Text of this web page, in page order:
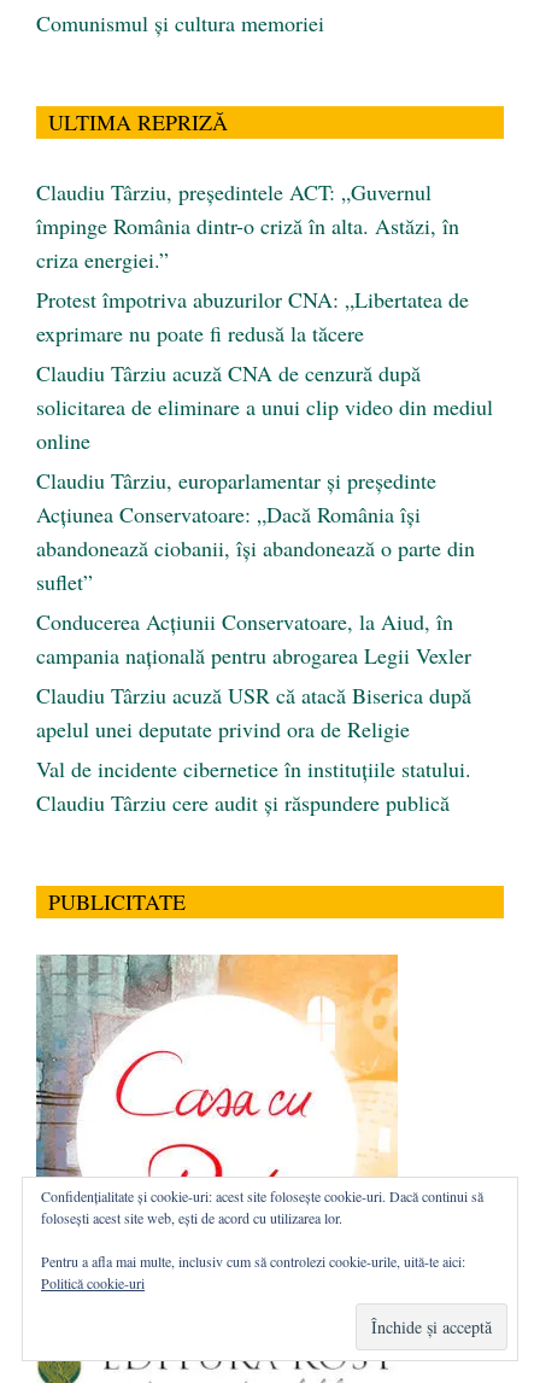
Comunismul şi cultura memoriei
ULTIMA REPRIZĂ
Claudiu Târziu, președintele ACT: „Guvernul
împinge România dintr-o criză în alta. Astăzi, în
criza energiei.”
Protest împotriva abuzurilor CNA: „Libertatea de
exprimare nu poate fi redusă la tăcere
Claudiu Târziu acuză CNA de cenzură după
solicitarea de eliminare a unui clip video din mediul
online
Claudiu Târziu, europarlamentar și președinte
Acțiunea Conservatoare: „Dacă România își
abandonează ciobanii, își abandonează o parte din
suflet”
Conducerea Acțiunii Conservatoare, la Aiud, în
campania națională pentru abrogarea Legii Vexler
Claudiu Târziu acuză USR că atacă Biserica după
apelul unei deputate privind ora de Religie
Val de incidente cibernetice în instituțiile statului.
Claudiu Târziu cere audit și răspundere publică
PUBLICITATE
Confidențialitate și cookie-uri: acest site folosește cookie-uri. Dacă continui să
folosești acest site web, ești de acord cu utilizarea lor.
Pentru a afla mai multe, inclusiv cum să controlezi cookie-urile, uită-te aici:
Politică cookie-uri